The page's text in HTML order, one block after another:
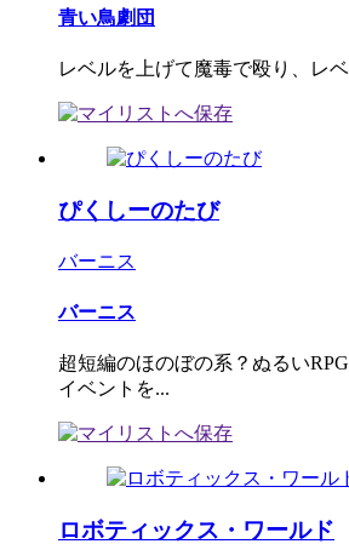
青い鳥劇団
レベルを上げて魔毒で殴り、レ
ぴくしーのたび
バーニス
バーニス
超短編のほのぼの系？ぬるい
イベントを...
ロボティックス・ワールド